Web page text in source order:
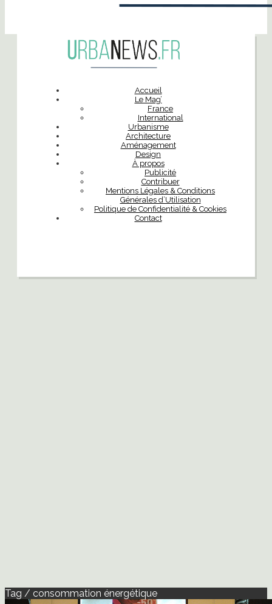
Accueil
Le Mag’
France
International
Urbanisme
Architecture
Aménagement
Design
À propos
Publicité
Contribuer
Mentions Légales & Conditions
Générales d’Utilisation
Politique de Confidentialité & Cookies
Contact
Tag / consommation énergétique